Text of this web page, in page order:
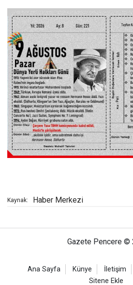
Kaynak: Haber Merkezi
Gazete Pencere ©
Ana Sayfa Künye İletişim
Sitene Ekle